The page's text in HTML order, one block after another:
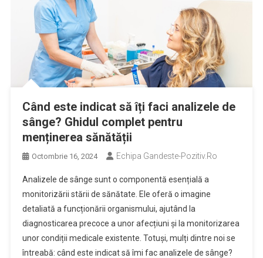
Când este indicat să îți faci analizele de
sânge? Ghidul complet pentru
menținerea sănătății
Octombrie 16, 2024 Echipa Gandeste-Pozitiv.ro
Analizele de sânge sunt o componentă esențială a
monitorizării stării de sănătate. Ele oferă o imagine
detaliată a funcționării organismului, ajutând la
diagnosticarea precoce a unor afecțiuni și la monitorizarea
unor condiții medicale existente. Totuși, mulți dintre noi se
întreabă: când este indicat să îmi fac analizele de sânge?